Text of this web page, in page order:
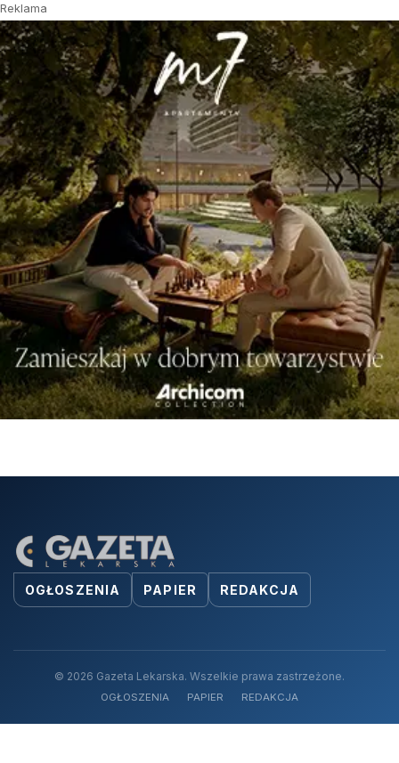
Reklama
OGŁOSZENIA PAPIER REDAKCJA
© 2026 Gazeta Lekarska. Wszelkie prawa zastrzeżone.
OGŁOSZENIA PAPIER REDAKCJA